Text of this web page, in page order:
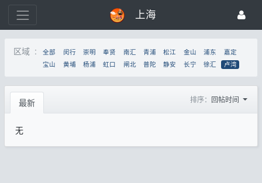
上海
区域 : 全部 闵行 崇明 奉贤 南汇 青浦 松江 金山 浦东
嘉定
宝山
黄埔 杨浦 虹口 闸北 普陀 静安 长宁 徐汇 卢湾
最新 排序： 回帖时间
无